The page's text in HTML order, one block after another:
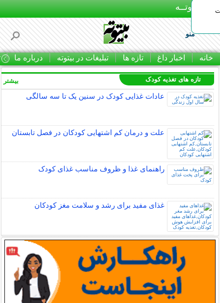
بـیتوتــه
منو
خانه اخبار داغ تازه ها تبلیغات در بیتوته درباره ما
تازه های تغذیه کودک
عادات غذایی کودک در سنین یک تا سه سالگی
علت و درمان کم اشتهایی کودکان در فصل تابستان
راهنمای غذا و ظروف مناسب غذای کودک
غذای مفید برای رشد و سلامت مغز کودکان
بیشتر